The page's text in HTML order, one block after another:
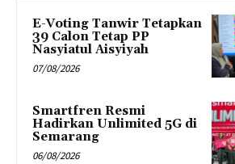
E-Voting Tanwir Tetapkan
39 Calon Tetap PP
Nasyiatul Aisyiyah
07/08/2026
Smartfren Resmi
Hadirkan Unlimited 5G di
Semarang
06/08/2026